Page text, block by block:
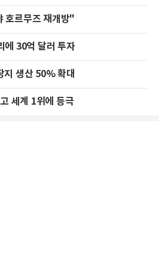
호르무즈 재개방"
에 30억 달러 투자
지 생산 50% 확대
세계 1위에 등극